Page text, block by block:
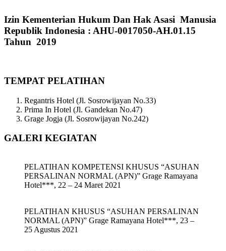
Izin Kementerian Hukum Dan Hak Asasi Manusia
Republik Indonesia : AHU-0017050-AH.01.15
Tahun 2019
TEMPAT PELATIHAN
Regantris Hotel (Jl. Sosrowijayan No.33)
Prima In Hotel (Jl. Gandekan No.47)
Grage Jogja (Jl. Sosrowijayan No.242)
GALERI KEGIATAN
PELATIHAN KOMPETENSI KHUSUS “ASUHAN
PERSALINAN NORMAL (APN)” Grage Ramayana
Hotel***, 22 – 24 Maret 2021
PELATIHAN KHUSUS “ASUHAN PERSALINAN
NORMAL (APN)” Grage Ramayana Hotel***, 23 –
25 Agustus 2021